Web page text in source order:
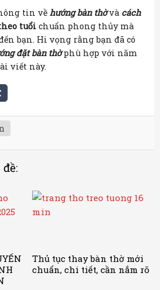
tin về hướng bàn thờvà cách
tuổi chuẩn phong thủy mà
bạn. Hi vọng rằng bạn đã có
đặt bàn thờphù hợp với năm
viết này.
Thủ tục thay bàn thờ mới
chuẩn, chi tiết, cần nắm rõ